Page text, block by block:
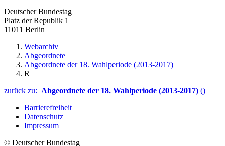
Deutscher Bundestag
Platz der Republik 1
11011 Berlin
Webarchiv
Abgeordnete
Abgeordnete der 18. Wahlperiode (2013-2017)
R
zurück zu: Abgeordnete der 18. Wahlperiode (2013-2017) ()
Barrierefreiheit
Datenschutz
Impressum
© Deutscher Bundestag